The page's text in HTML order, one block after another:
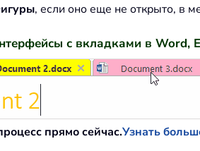
, если оно еще не открыто, в
с вкладками в Word,
прямо сейчас.Узнать